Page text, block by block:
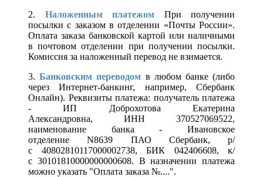
2. Наложенным платежом При получении
посылки с заказом в отделении «Почты России».
Оплата заказа банковской картой или наличными
в почтовом отделении при получении посылки.
Комиссия за наложенный перевод не взимается.
3.Банковским переводом в любом банке (либо
через Интернет-банкинг, например, Сбербанк
Онлайн). Реквизиты платежа: получатель платежа
- ИП Доброхотова Екатерина
Александровна, ИНН 370527069522,
наименование банка - Ивановское
отделение N8639 ПАО Сбербанк, р/
с 40802810117000002738, БИК 042406608, к/
с 30101810000000000608. В назначении платежа
можно указать "Оплата заказа №....".